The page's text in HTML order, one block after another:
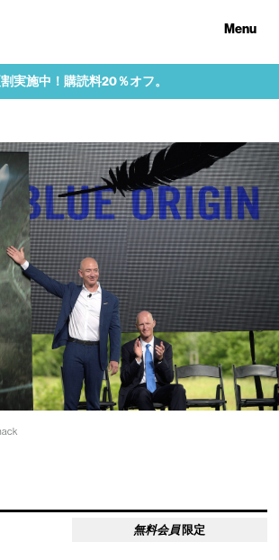
Menu
実施中！購読料20％オフ。
無料会員 限定